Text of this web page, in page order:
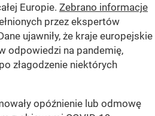
Europie. Zebrano informacje
przez ekspertów
ujawniły, że kraje europejskie
odpowiedzi na pandemię,
złagodzenie niektórych
opóźnienie lub odmowę